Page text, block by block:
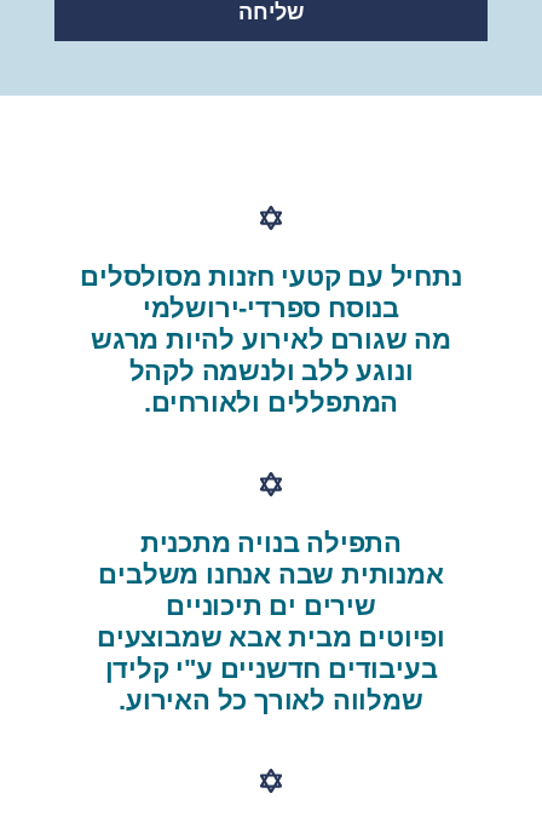
שליחה
נתחיל עם קטעי חזנות מסולסלים
בנוסח ספרדי-ירושלמי
מה שגורם לאירוע להיות מרגש
ונוגע ללב ולנשמה לקהל
המתפללים ולאורחים.
התפילה בנויה מתכנית
אמנותית שבה אנחנו משלבים
שירים ים תיכוניים
ופיוטים מבית אבא שמבוצעים
בעיבודים חדשניים ע"י קלידן
שמלווה לאורך כל האירוע.